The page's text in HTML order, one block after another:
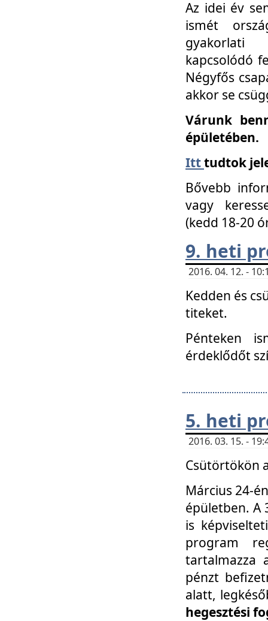
Az idei év
ismét
gyakorlati
kapcsolódó
Négyfős
akkor se
Várunk
épületében.
Itttudtok
Bővebb
vagy
(kedd 18-20
9. heti
2016. 04. 12. -
Kedden és
titeket.
Pénteken
érdeklődőt
5. heti
2016. 03. 15. -
Csütörtökön
Március 24-
épületben. A
is
program
tartalmazza
pénzt
alatt,
hegesztési